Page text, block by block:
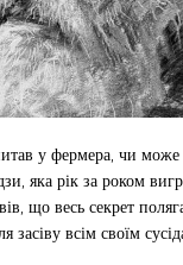
у фермера, чи
яка рік за роком
що весь секрет
засіву всім своїм